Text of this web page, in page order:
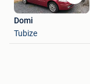
Bewaren
in
Domi
Tubize